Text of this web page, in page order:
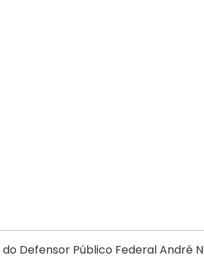
Defensor Público Federal André